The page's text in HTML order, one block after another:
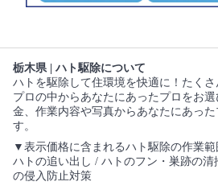
栃木県 | ハト駆除について
ハトを駆除して住環境を快適に！たく
プロの中からあなたにあったプロをお
金、作業内容や写真からあなたにあっ
す。
▼表示価格に含まれるハト駆除の作業範
ハトの追い出し / ハトのフン・巣跡の清
の侵入防止対策